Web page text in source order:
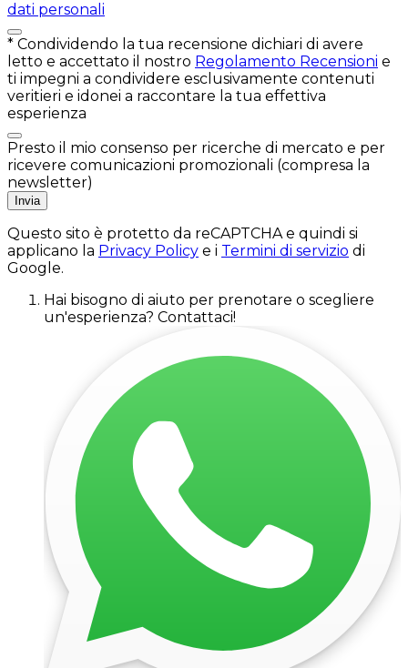
dati personali
* Condividendo la tua recensione dichiari di avere
letto e accettato il nostro Regolamento Recensioni e
ti impegni a condividere esclusivamente contenuti
veritieri e idonei a raccontare la tua effettiva
esperienza
Presto il mio consenso per ricerche di mercato e per
ricevere comunicazioni promozionali (compresa la
newsletter)
Invia
Questo sito è protetto da reCAPTCHA e quindi si
applicano la Privacy Policy e i Termini di servizio di
Google.
Hai bisogno di aiuto per prenotare o scegliere
un'esperienza? Contattaci!